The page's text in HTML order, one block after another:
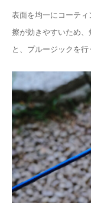
表面を均一にコーテ
擦が効きやすいため
と、プルージックを行